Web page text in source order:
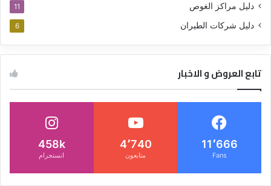
دليل مراكز الغوص 11
دليل شركات الطيران 6
تابع العروض و الاخبار
11٬666
Fans
4٬740
متابعون
458k
انستجرام